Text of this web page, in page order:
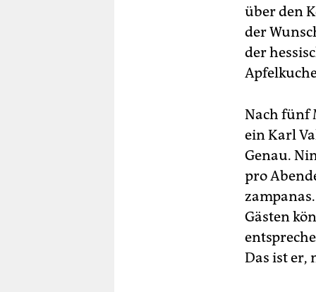
über den
der
der
Nach fünf
ein Karl
Genau.
pro
Gästen
Das ist er,